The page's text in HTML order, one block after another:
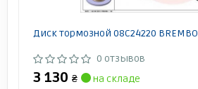
Диск тормозной 08C24220 BREMBO
0 отзывов
3 130 ₴
на складе